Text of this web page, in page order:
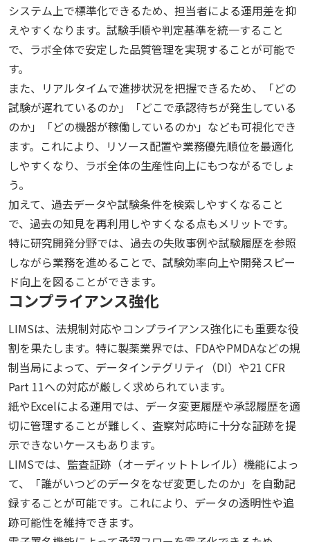
システム上で標準化できるため、担当者による運用差を抑
えやすくなります。試験手順や判定基準を統一すること
で、ラボ全体で安定した品質管理を実現することが可能で
す。
また、リアルタイムで進捗状況を把握できるため、「どの
試験が遅れているのか」「どこで承認待ちが発生している
のか」「どの機器が稼働しているのか」なども可視化でき
ます。これにより、リソース配置や業務優先順位を最適化
しやすくなり、ラボ全体の生産性向上にもつながるでしょ
う。
加えて、過去データや試験条件を検索しやすくなること
で、過去の知見を再利用しやすくなる点もメリットです。
特に研究開発分野では、過去の失敗事例や試験履歴を参照
しながら業務を進めることで、試験効率向上や開発スピー
ド向上を図ることができます。
コンプライアンス強化
LIMSは、法規制対応やコンプライアンス強化にも重要な役
割を果たします。特に製薬業界では、FDAやPMDAなどの規
制当局によって、データインテグリティ（DI）や21 CFR
Part 11への対応が厳しく求められています。
紙やExcelによる運用では、データ変更履歴や承認履歴を適
切に管理することが難しく、査察対応時に十分な証跡を提
示できないケースもあります。
LIMSでは、監査証跡（オーディットトレイル）機能によっ
て、「誰がいつどのデータをなぜ変更したのか」を自動記
録することが可能です。これにより、データの透明性や追
跡可能性を維持できます。